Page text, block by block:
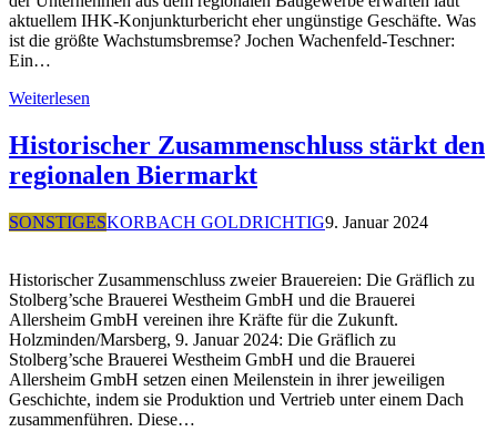
aktuellem IHK-Konjunkturbericht eher ungünstige Geschäfte. Was
ist die größte Wachstumsbremse? Jochen Wachenfeld-Teschner:
Ein…
Weiterlesen
Historischer Zusammenschluss stärkt den
regionalen Biermarkt
SONSTIGESKORBACH GOLDRICHTIG9. Januar 2024
Historischer Zusammenschluss zweier Brauereien: Die Gräflich zu
Stolberg’sche Brauerei Westheim GmbH und die Brauerei
Allersheim GmbH vereinen ihre Kräfte für die Zukunft.
Holzminden/Marsberg, 9. Januar 2024: Die Gräflich zu
Stolberg’sche Brauerei Westheim GmbH und die Brauerei
Allersheim GmbH setzen einen Meilenstein in ihrer jeweiligen
Geschichte, indem sie Produktion und Vertrieb unter einem Dach
zusammenführen. Diese…